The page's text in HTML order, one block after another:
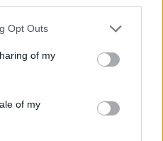
uses one or more Google
behaviour. You may click to
and its third-party tags to
purposes in below Google
Opt Outs
of my
of my
KÉPEKBEN
kellett
így oldották